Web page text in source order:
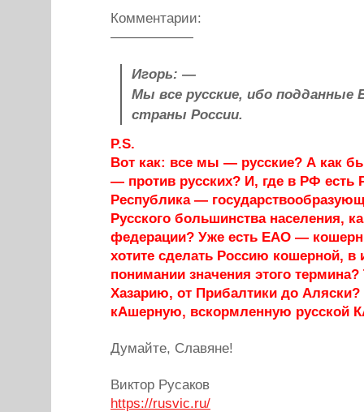
Комментарии:
——————
Игорь: —
Мы все русские, ибо подданные
страны России.
P.S.
Вот как: все мы — русские? А как
— против русских? И, где в РФ есть
Республика —
Русского большинства населения,
федерации? Уже есть ЕАО —
хотите сделать Россию кошерной, в
понимании значения этого
Хазарию, от Прибалтики до
кАшерную, вскормленную русской
Думайте, Славяне!
Виктор Русаков
https://rusvic.ru/